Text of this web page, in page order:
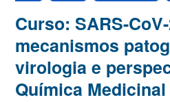
Curso: SARS-
mecanismos
virologia e
Química Medicinal